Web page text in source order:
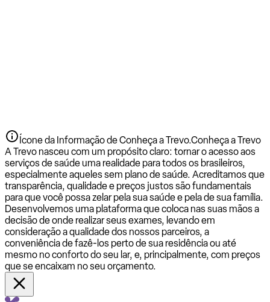
Ícone da Informação de Conheça a Trevo.Conheça a Trevo
A Trevo nasceu com um propósito claro: tornar o acesso aos
serviços de saúde uma realidade para todos os brasileiros,
especialmente aqueles sem plano de saúde. Acreditamos que
transparência, qualidade e preços justos são fundamentais
para que você possa zelar pela sua saúde e pela de sua família.
Desenvolvemos uma plataforma que coloca nas suas mãos a
decisão de onde realizar seus exames, levando em
consideração a qualidade dos nossos parceiros, a
conveniência de fazê-los perto de sua residência ou até
mesmo no conforto do seu lar, e, principalmente, com preços
que se encaixam no seu orçamento.